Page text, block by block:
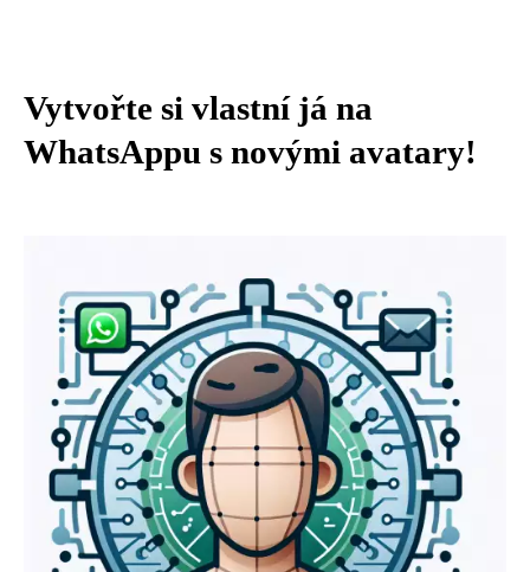
Vytvořte si vlastní já na
WhatsAppu s novými avatary!